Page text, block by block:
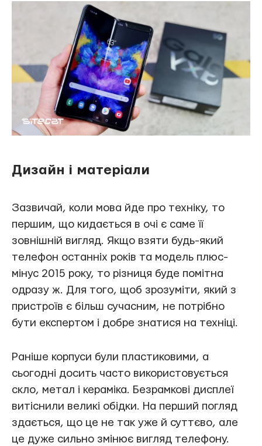
Дизайн і матеріали
Зазвичай, коли мова йде про техніку, то
першим, що кидається в очі є саме її
зовнішній вигляд. Якщо взяти будь-який
телефон останніх років та модель плюс-
мінус 2015 року, то різниця буде помітна
одразу ж. Для того, щоб зрозуміти, який з
пристроїв є більш сучасним, не потрібно
бути експертом і добре знатися на техніці.
Раніше корпуси були пластиковими, а
сьогодні досить часто використовується
скло, метал і кераміка. Безрамкові дисплеї
витіснили великі обідки. На перший погляд
здається, що це не так уже й суттєво, але
це дуже сильно змінює вигляд телефону.